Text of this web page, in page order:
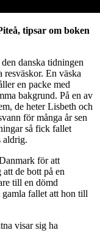
tipsar om boken
danska tidningen
En väska
en packe med
bakgrund. På en av
de heter Lisbeth och
för många år sen
så fick fallet
aldrig.
för att
de bott på en
till en dömd
fallet att hon till
visar sig ha